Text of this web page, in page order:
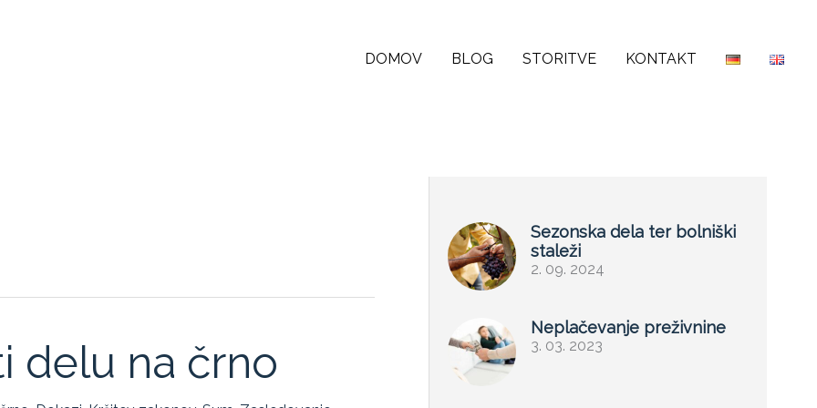
DOMOV BLOG STORITVE KONTAKT
delu na črno
Sezonska dela ter bolniški
staleži
2. 09. 2024
Neplačevanje preživnine
3. 03. 2023